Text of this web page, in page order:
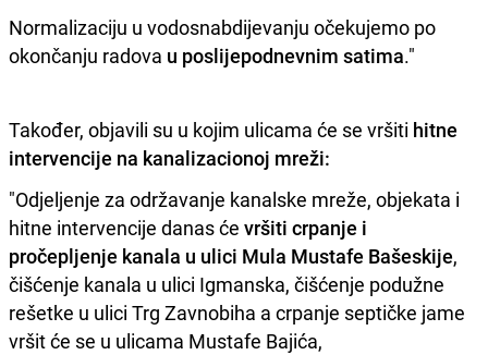
Normalizaciju u vodosnabdijevanju očekujemo po
okončanju radova u poslijepodnevnim satima."
Također, objavili su u kojim ulicama će se vršiti hitne
intervencije na kanalizacionoj mreži:
"Odjeljenje za održavanje kanalske mreže, objekata i
hitne intervencije danas će vršiti crpanje i
pročepljenje kanala u ulici Mula Mustafe Bašeskije,
čišćenje kanala u ulici Igmanska, čišćenje podužne
rešetke u ulici Trg Zavnobiha a crpanje septičke jame
vršit će se u ulicama Mustafe Bajića,